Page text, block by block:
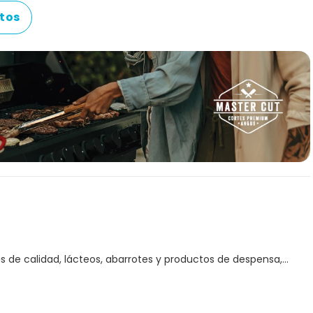
de calidad, lácteos, abarrotes y productos de despensa,
Sirena te ofrece! Ahorra tiempo y dinero mientras